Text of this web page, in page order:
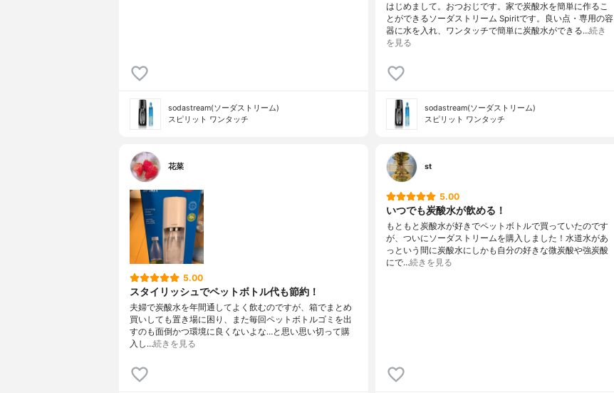
sodastream(ソーダストリーム)
スピリット ワンタッチ
はじめまして。おつおじです。家で炭酸水を簡単に作るこ
とができるソーダストリーム Spiritです。良い点・専用の容
器に水を入れ、ワンタッチで簡単に炭酸水ができる…続き
を見る
sodastream(ソーダストリーム)
スピリット ワンタッチ
花菜
5.00
スタイリッシュでペットボトル代も節約！
夫婦で炭酸水を年間通してよく飲むのですが、箱でまとめ
買いしても置き場に困り、また毎回ペットボトルゴミを出
すのも面倒かつ環境に良くないよな…と思い思い切って購
入し…続きを見る
st
5.00
いつでも炭酸水が飲める！
もともと炭酸水が好きでペットボトルで買っていたのです
が、ついにソーダストリームを購入しました！水道水があ
っという間に炭酸水にしかも自分の好きな微炭酸や強炭酸
にで…続きを見る